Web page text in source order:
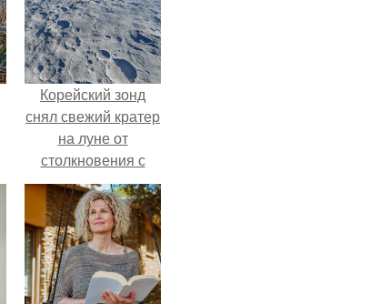
Корейский зонд
снял свежий кратер
на луне от
столкновения с
обломком Falcon 9.